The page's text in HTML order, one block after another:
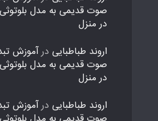
در منزل
اروند طباطبایی درآموزش
در منزل
اروند طباطبایی درآموزش